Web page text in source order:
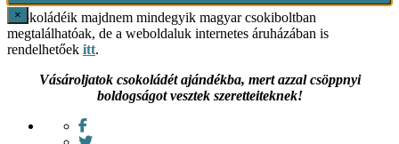
Csokoládéik majdnem mindegyik magyar csokiboltban
megtalálhatóak, de a weboldaluk internetes áruházában is
rendelhetőek itt.
Vásároljatok csokoládét ajándékba, mert azzal csöppnyi
boldogságot vesztek szeretteiteknek!
×